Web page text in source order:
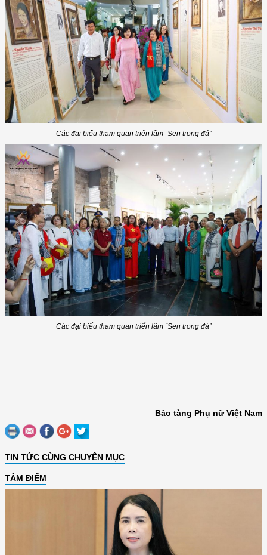
Các đại biểu tham quan triển lãm “Sen trong đá”
Các đại biểu tham quan triển lãm “Sen trong đá”
Bảo tàng Phụ nữ Việt Nam
TIN TỨC CÙNG CHUYÊN MỤC
TÂM ĐIỂM